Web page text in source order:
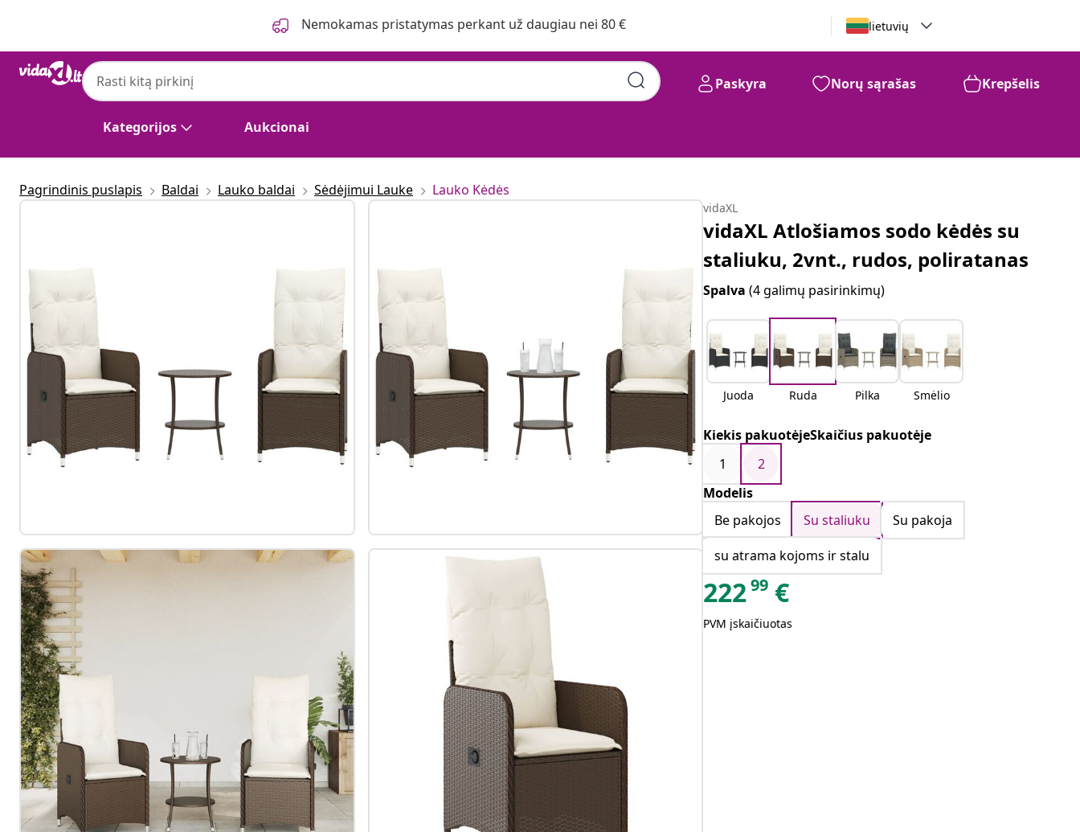
Nemokamas pristatymas perkant už daugiau nei 80 € lietuvių
Kategorijos Aukcionai
Paskyra Norų sąrašas Krepšelis
Pagrindinis puslapis Baldai Lauko baldai Sėdėjimui Lauke Lauko Kėdės
vidaXL
vidaXL Atlošiamos sodo kėdės su
staliuku, 2vnt., rudos, poliratanas
Spalva(4 galimų pasirinkimų)
Juoda Ruda Pilka Smėlio
Kiekis pakuotėjeSkaičius pakuotėje
1
2
Modelis
Be pakojos
Su staliuku
Su pakoja
su atrama kojoms ir stalu
22299 €
PVM įskaičiuotas